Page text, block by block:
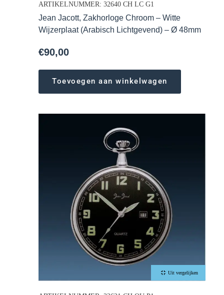
ARTIKELNUMMER: 32640 CH LC G1
Jean Jacott, Zakhorloge Chroom – Witte
Wijzerplaat (Arabisch Lichtgevend) – Ø 48mm
€90,00
Toevoegen aan winkelwagen
Uit vergelijken